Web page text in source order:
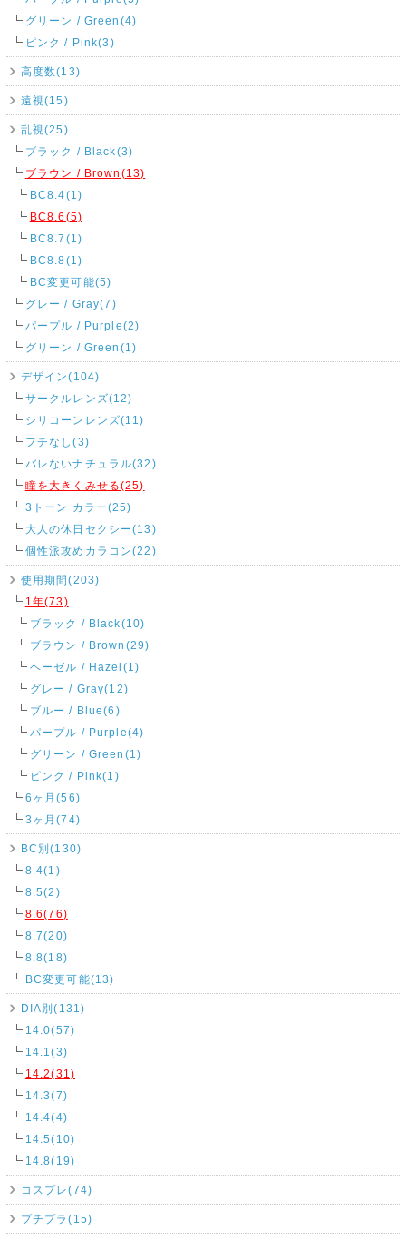
グリーン / Green(4)
ピンク / Pink(3)
高度数(13)
遠視(15)
乱視(25)
ブラック / Black(3)
ブラウン / Brown(13)
BC8.4(1)
BC8.6(5)
BC8.7(1)
BC8.8(1)
BC変更可能(5)
グレー / Gray(7)
パープル / Purple(2)
グリーン / Green(1)
デザイン(104)
サークルレンズ(12)
シリコーンレンズ(11)
フチなし(3)
バレないナチュラル(32)
瞳を大きくみせる(25)
3トーン カラー(25)
大人の休日セクシー(13)
個性派攻めカラコン(22)
使用期間(203)
1年(73)
ブラック / Black(10)
ブラウン / Brown(29)
ヘーゼル / Hazel(1)
グレー / Gray(12)
ブルー / Blue(6)
パープル / Purple(4)
グリーン / Green(1)
ピンク / Pink(1)
6ヶ月(56)
3ヶ月(74)
BC別(130)
8.4(1)
8.5(2)
8.6(76)
8.7(20)
8.8(18)
BC変更可能(13)
DIA別(131)
14.0(57)
14.1(3)
14.2(31)
14.3(7)
14.4(4)
14.5(10)
14.8(19)
コスプレ(74)
プチプラ(15)